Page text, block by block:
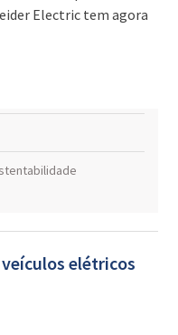
Electric tem agora
elétricos